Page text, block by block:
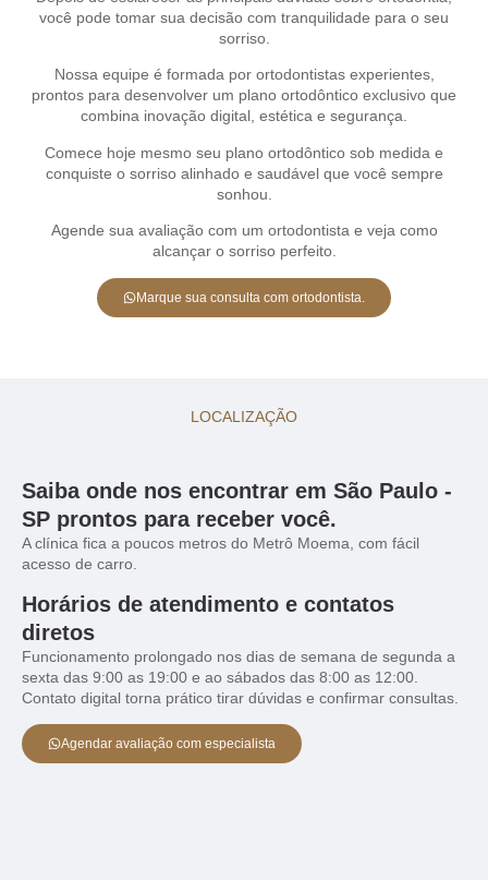
você pode tomar sua decisão com tranquilidade para o seu
sorriso.
Nossa equipe é formada por ortodontistas experientes,
prontos para desenvolver um plano ortodôntico exclusivo que
combina inovação digital, estética e segurança.
Comece hoje mesmo seu plano ortodôntico sob medida e
conquiste o sorriso alinhado e saudável que você sempre
sonhou.
Agende sua avaliação com um ortodontista e veja como
alcançar o sorriso perfeito.
Marque sua consulta com ortodontista.
LOCALIZAÇÃO
Saiba onde nos encontrar em São Paulo -
SP prontos para receber você.
A clínica fica a poucos metros do Metrô Moema, com fácil
acesso de carro.
Horários de atendimento e contatos
diretos
Funcionamento prolongado nos dias de semana de segunda a
sexta das 9:00 as 19:00 e ao sábados das 8:00 as 12:00.
Contato digital torna prático tirar dúvidas e confirmar consultas.
Agendar avaliação com especialista